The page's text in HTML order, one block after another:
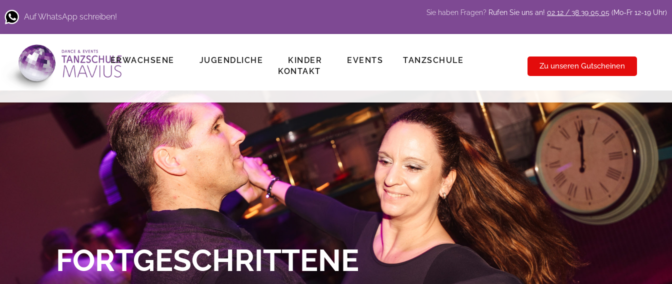
Auf WhatsApp schreiben! Sie haben Fragen? Rufen Sie uns an! 02 12 / 38 39 05 05 (Mo-Fr 12-19 Uhr)
ERWACHSENE JUGENDLICHE KINDER EVENTS
TANZSCHULE
KONTAKT
Zu unseren Gutscheinen
FORTGESCHRITTENE